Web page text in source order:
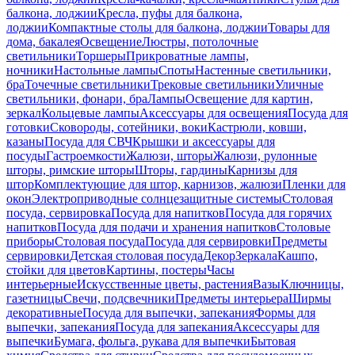
балкона, лоджииКресла, пуфы для балкона,
лоджииКомпактные столы для балкона, лоджииТовары для
дома, бакалеяОсвещениеЛюстры, потолочные
светильникиТоршерыПрикроватные лампы,
ночникиНастольные лампыСпотыНастенные светильники,
браТочечные светильникиТрековые светильникиУличные
светильники, фонари, браЛампыОсвещение для картин,
зеркалКольцевые лампыАксессуары для освещенияПосуда для
готовкиСковороды, сотейники, вокиКастрюли, ковши,
казаныПосуда для СВЧКрышки и аксессуары для
посудыГастроемкостиЖалюзи, шторыЖалюзи, рулонные
шторы, римские шторыШторы, гардиныКарнизы для
шторКомплектующие для штор, карнизов, жалюзиПленки для
оконЭлектроприводные солнцезащитные системыСтоловая
посуда, сервировкаПосуда для напитковПосуда для горячих
напитковПосуда для подачи и хранения напитковСтоловые
приборыСтоловая посудаПосуда для сервировкиПредметы
сервировкиДетская столовая посудаДекорЗеркалаКашпо,
стойки для цветовКартины, постерыЧасы
интерьерныеИскусственные цветы, растенияВазыКлючницы,
газетницыСвечи, подсвечникиПредметы интерьераШирмы
декоративныеПосуда для выпечки, запеканияФормы для
выпечки, запеканияПосуда для запеканияАксессуары для
выпечкиБумага, фольга, рукава для выпечкиБытовая